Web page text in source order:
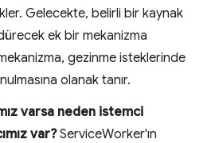
Gelecekte, belirli bir kaynak
ek bir mekanizma
gezinme isteklerinde
olanak tanır.
varsa neden istemci
var?ServiceWorker'ın